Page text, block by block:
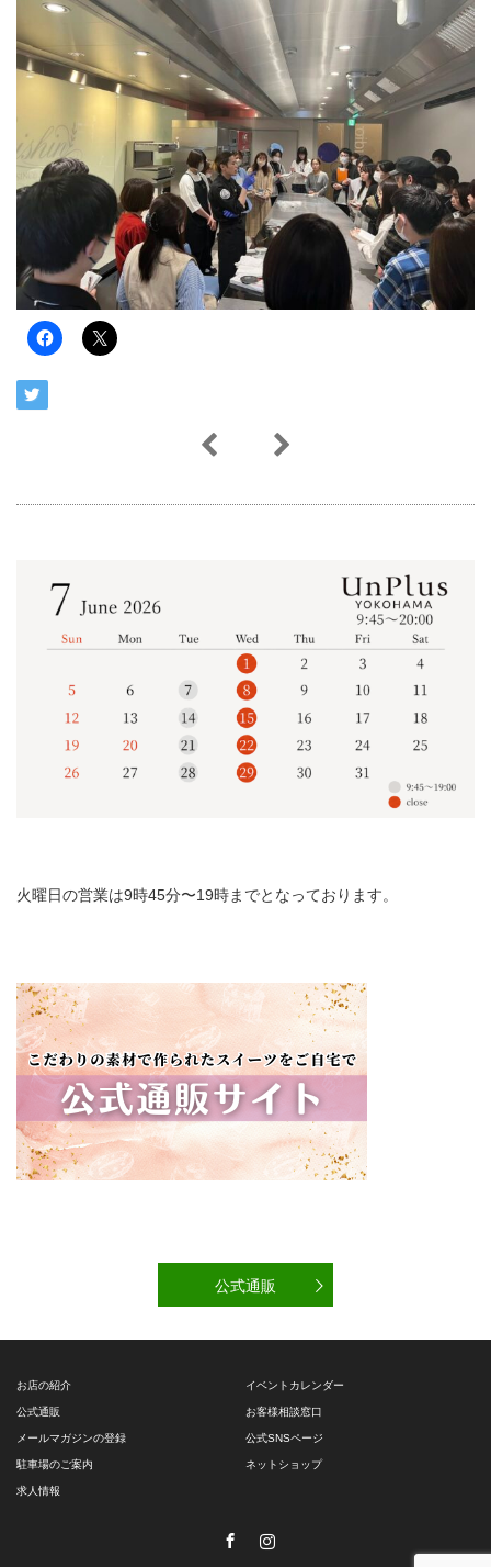
火曜日の営業は9時45分〜19時までとなっております。
公式通販
お店の紹介
公式通販
メールマガジンの登録
駐車場のご案内
求人情報
イベントカレンダー
お客様相談窓口
公式SNSページ
ネットショップ